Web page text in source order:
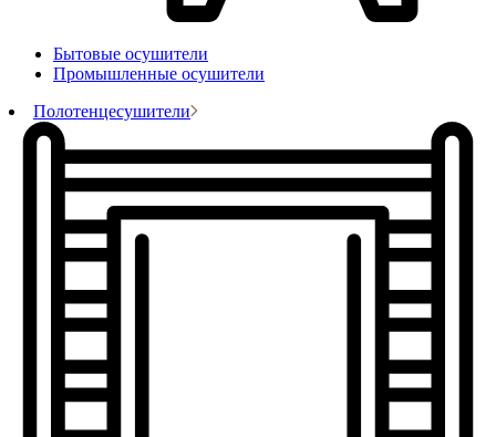
Бытовые осушители
Промышленные осушители
Полотенцесушители